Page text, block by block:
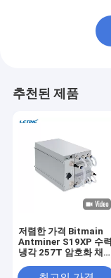
추천된 제품
저렴한 가격 Bitmain
Antminer S19XP 수력
냉각 257T 암호화 채굴
246T 20.8W 비트코인